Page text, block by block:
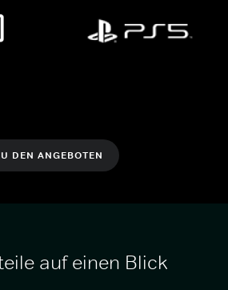
DEN ANGEBOTEN
auf einen Blick